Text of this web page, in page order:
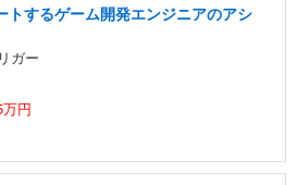
トするゲーム開発エンジニアのアシ
ガー
円